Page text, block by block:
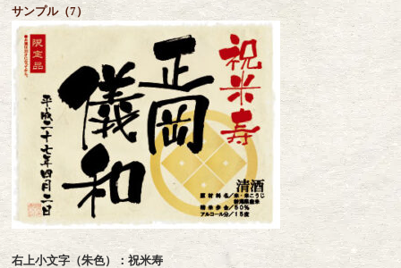
サンプル（7）
右上小文字（朱色）：祝米寿